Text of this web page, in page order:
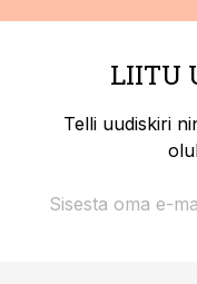
LIITU
Telli uudiskiri